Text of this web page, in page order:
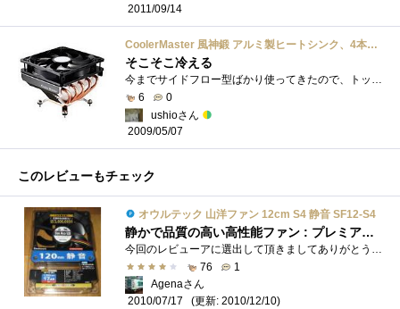
2011/09/14
CoolerMaster 風神鍛 アルミ製ヒートシンク、4本ヒートパイプ RR-CCH-PBJ1-GP
そこそこ冷える
今までサイドフロー型ばかり使ってきたので、トップフロー型を試したくて購入。AXP-140はSocketAM3に対応していなかったので、風神鍛にしてみた。�...
6
0
ushioさん
2009/05/07
このレビューもチェック
オウルテック 山洋ファン 12cm S4 静音 SF12-S4
静かで品質の高い高性能ファン : プレミアムレビュー！
今回のレビューアに選出して頂きましてありがとうございます！製品が到着したのでレビューしていきます。アイテム情報の写真を見るとモータ�...
76
1
Agenaさん
2010/07/17
(更新: 2010/12/10)